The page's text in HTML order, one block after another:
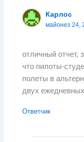
Карлос
майонез 24,
отличный отчет,
что пилоты-
полеты в
двух
Ответчик